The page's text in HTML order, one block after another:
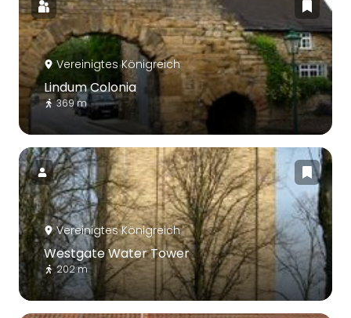
Vereinigtes Königreich
Lindum Colonia
369 m
Vereinigtes Königreich
Westgate Water Tower
202 m